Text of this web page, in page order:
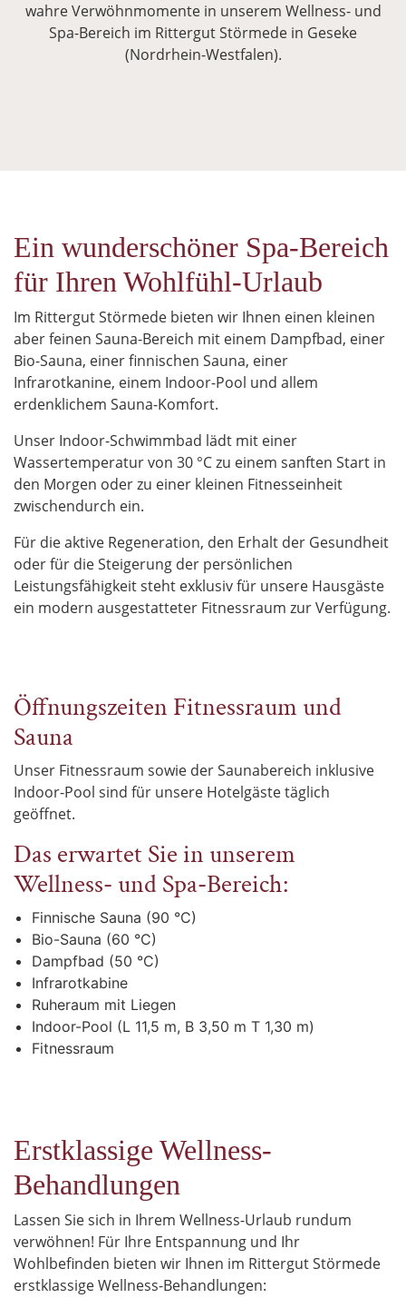
wahre Verwöhnmomente in unserem Wellness- und
Spa-Bereich im Rittergut Störmede in Geseke
(Nordrhein-Westfalen).
Ein wunderschöner Spa-Bereich
für Ihren Wohlfühl-Urlaub
Im Rittergut Störmede bieten wir Ihnen einen kleinen
aber feinen Sauna-Bereich mit einem Dampfbad, einer
Bio-Sauna, einer finnischen Sauna, einer
Infrarotkanine, einem Indoor-Pool und allem
erdenklichem Sauna-Komfort.
Unser Indoor-Schwimmbad lädt mit einer
Wassertemperatur von 30 °C zu einem sanften Start in
den Morgen oder zu einer kleinen Fitnesseinheit
zwischendurch ein.
Für die aktive Regeneration, den Erhalt der Gesundheit
oder für die Steigerung der persönlichen
Leistungsfähigkeit steht exklusiv für unsere Hausgäste
ein modern ausgestatteter Fitnessraum zur Verfügung.
Öffnungszeiten Fitnessraum und
Sauna
Unser Fitnessraum sowie der Saunabereich inklusive
Indoor-Pool sind für unsere Hotelgäste täglich
geöffnet.
Das erwartet Sie in unserem
Wellness- und Spa-Bereich:
Finnische Sauna (90 °C)
Bio-Sauna (60 °C)
Dampfbad (50 °C)
Infrarotkabine
Ruheraum mit Liegen
Indoor-Pool (L 11,5 m, B 3,50 m T 1,30 m)
Fitnessraum
Erstklassige Wellness-
Behandlungen
Lassen Sie sich in Ihrem Wellness-Urlaub rundum
verwöhnen! Für Ihre Entspannung und Ihr
Wohlbefinden bieten wir Ihnen im Rittergut Störmede
erstklassige Wellness-Behandlungen: